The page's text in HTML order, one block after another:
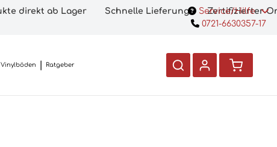
direkt ab Lager Schnelle Lieferung Zertifizierter
Service/Hilfe
0721-6630357-17
Vinylböden Ratgeber